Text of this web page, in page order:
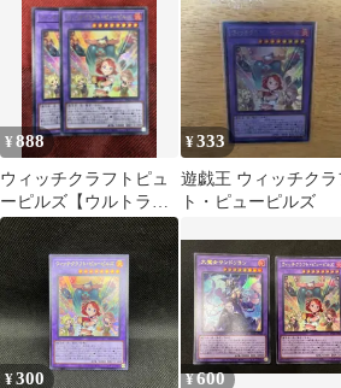
¥888
ウィッチクラフトピュ
ーピルズ【ウルトラ】
{RV01-JP026}《融合》
¥333
遊戯王 ウィッチクラ
ト・ピューピルズ
¥300 ¥600